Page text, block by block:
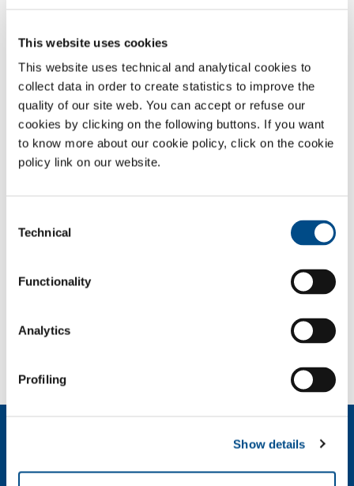
This website uses cookies
This website uses technical and analytical cookies to
collect data in order to create statistics to improve the
quality of our site web. You can accept or refuse our
cookies by clicking on the following buttons. If you want
to know more about our cookie policy, click on the cookie
policy link on our website.
Selection
Technical
Functionality
Analytics
Profiling
Show details
Gas utilizzati
Ossigeno- O2
Azoto - N2
Settori di Applicazione
Carpenteria
Automotive
Etica e valori